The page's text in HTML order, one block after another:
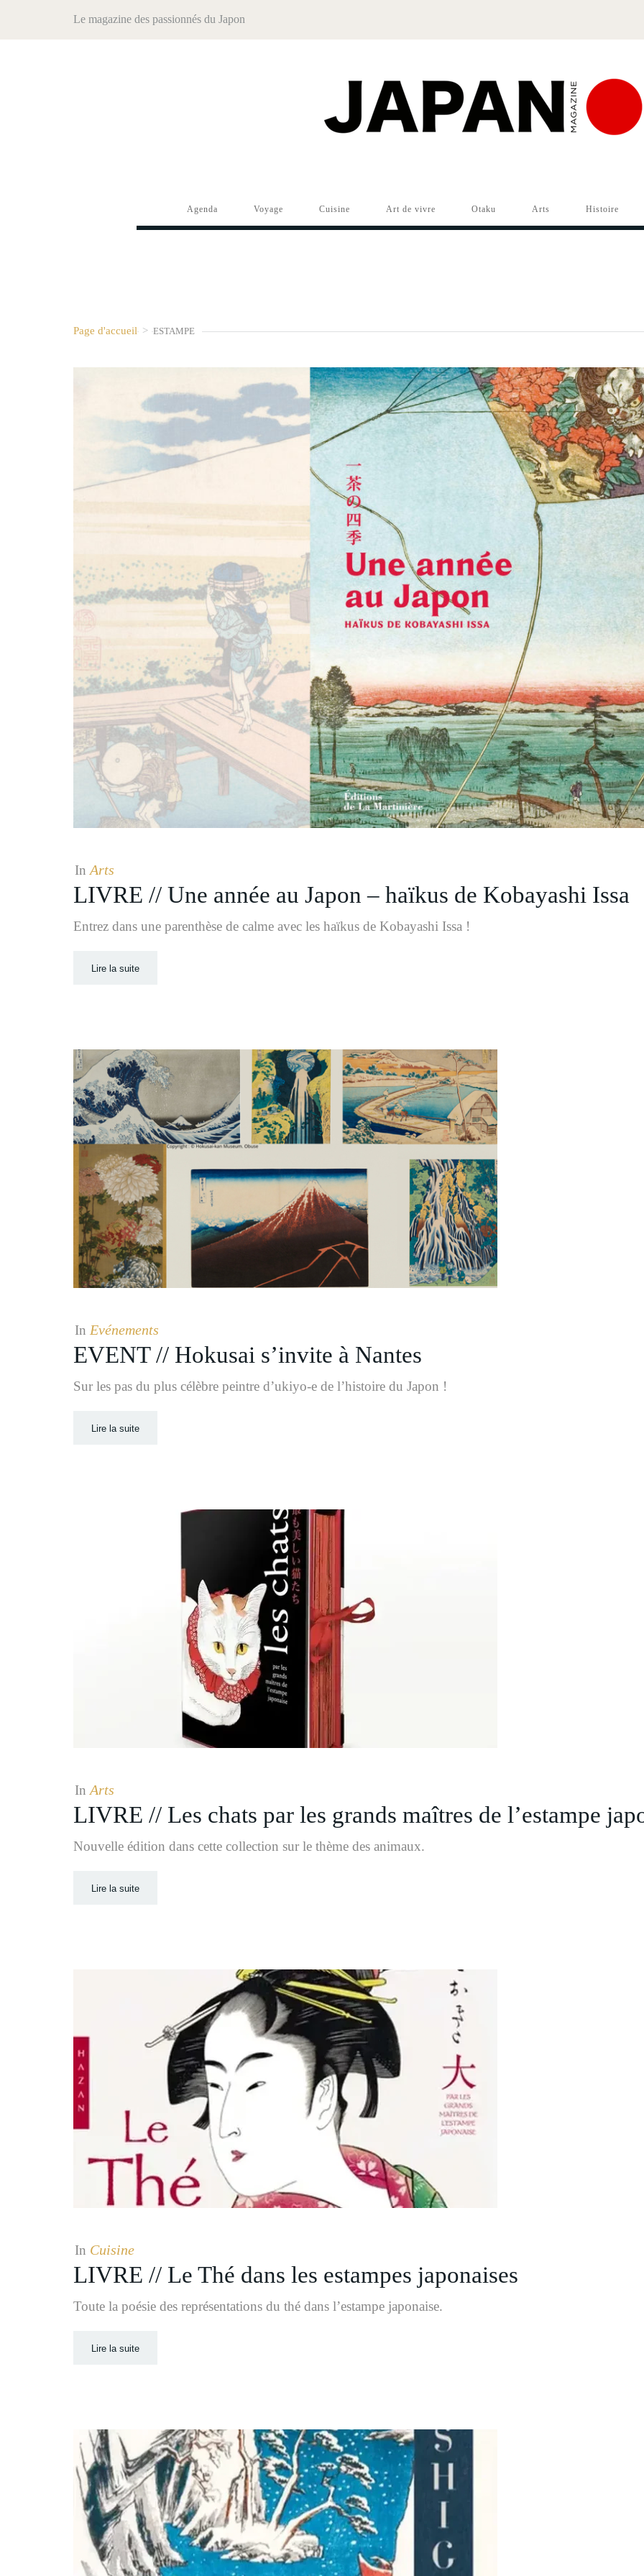
Le magazine des passionnés du Japon
Agenda Voyage Cuisine Art de vivre Otaku Arts Histoire
Page d'accueil > ESTAMPE
InArts
LIVRE // Une année au Japon – haïkus de Kobayashi Issa
Entrez dans une parenthèse de calme avec les haïkus de Kobayashi Issa !
Lire la suite
In Evénements
EVENT // Hokusai s’invite à Nantes
Sur les pas du plus célèbre peintre d’ukiyo-e de l’histoire du Japon !
Lire la suite
In Arts
LIVRE // Les chats par les grands maîtres de l’estampe
Nouvelle édition dans cette collection sur le thème des animaux.
Lire la suite
In Cuisine
LIVRE // Le Thé dans les estampes japonaises
Toute la poésie des représentations du thé dans l’estampe japonaise.
Lire la suite